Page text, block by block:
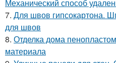
Механический способ
7. Для швов гипсокартона.
для швов
8. Отделка дома
материала